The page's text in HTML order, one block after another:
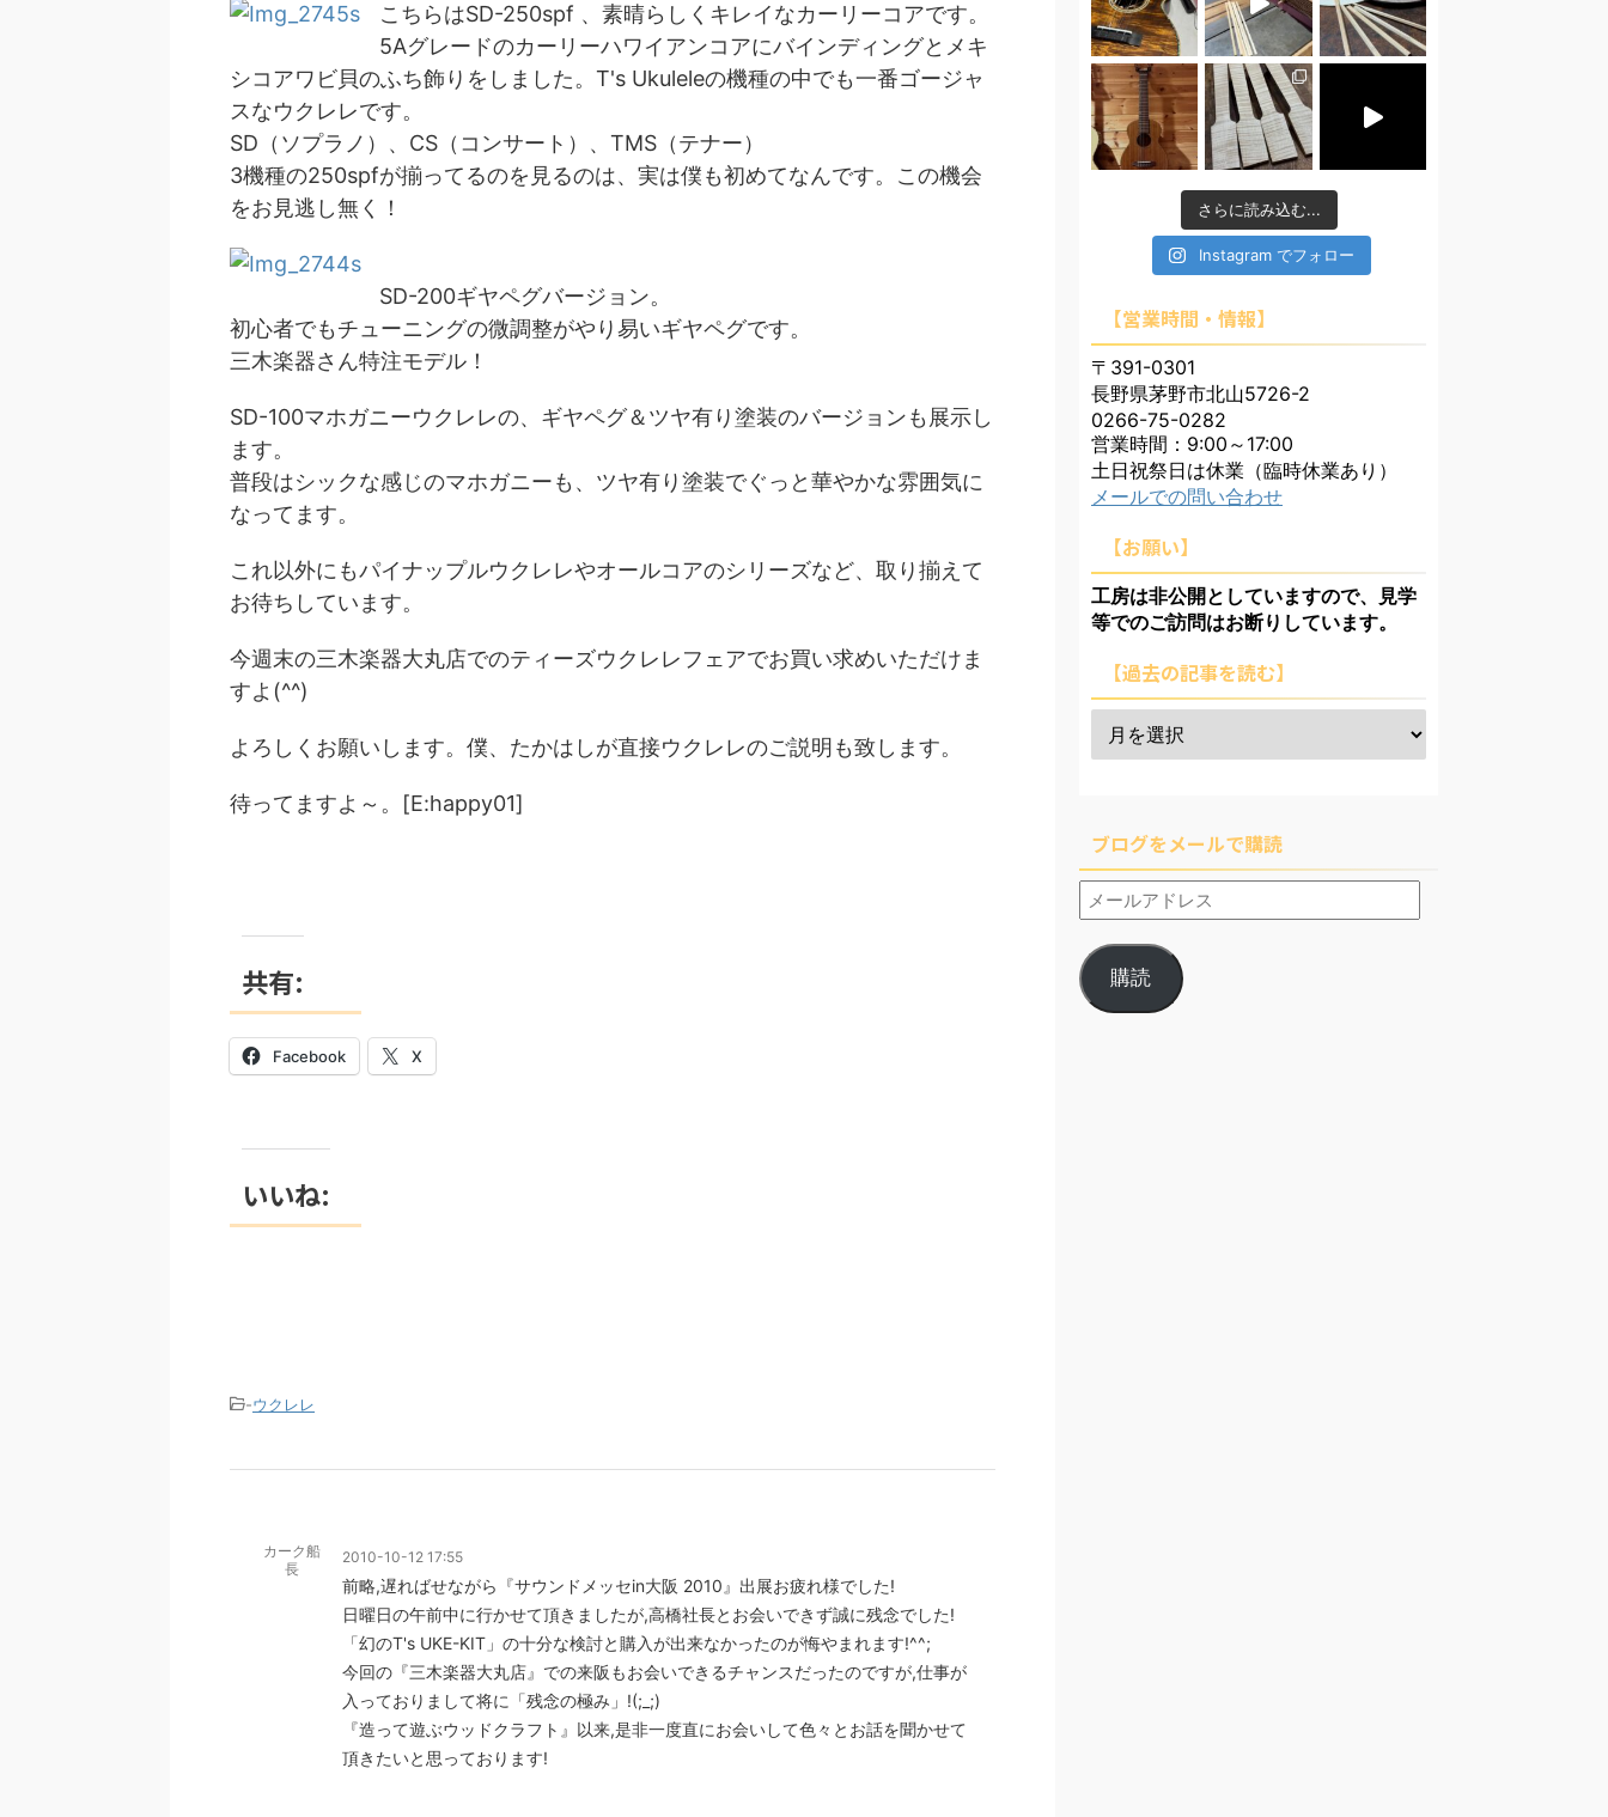
こちらはSD-250spf 、素晴らしくキレイなカーリーコアです。
5Aグレードのカーリーハワイアンコアにバインディングとメキ
シコアワビ貝のふち飾りをしました。T's Ukuleleの機種の中でも一番ゴージャ
スなウクレレです。
SD（ソプラノ）、CS（コンサート）、TMS（テナー）
3機種の250spfが揃ってるのを見るのは、実は僕も初めてなんです。この機会
をお見逃し無く！
SD-200ギヤペグバージョン。
初心者でもチューニングの微調整がやり易いギヤペグです。
三木楽器さん特注モデル！
SD-100マホガニーウクレレの、ギヤペグ＆ツヤ有り塗装のバージョンも展示し
ます。
普段はシックな感じのマホガニーも、ツヤ有り塗装でぐっと華やかな雰囲気に
なってます。
これ以外にもパイナップルウクレレやオールコアのシリーズなど、取り揃えて
お待ちしています。
今週末の三木楽器大丸店でのティーズウクレレフェアでお買い求めいただけま
すよ(^^)
よろしくお願いします。僕、たかはしが直接ウクレレのご説明も致します。
待ってますよ～。[E:happy01]
共有:
Facebook X
いいね:
-ウクレレ
カーク船
長
2010-10-12 17:55
前略,遅ればせながら『サウンドメッセin大阪 2010』出展お疲れ様でした!
日曜日の午前中に行かせて頂きましたが,高橋社長とお会いできず誠に残念でした!
「幻のT's UKE-KIT」の十分な検討と購入が出来なかったのが悔やまれます!^^;
今回の『三木楽器大丸店』での来阪もお会いできるチャンスだったのですが,仕事が
入っておりまして将に「残念の極み」!(;_;)
『造って遊ぶウッドクラフト』以来,是非一度直にお会いして色々とお話を聞かせて
頂きたいと思っております!
さらに読み込む...
Instagram でフォロー
【営業時間・情報】
〒391-0301
長野県茅野市北山5726-2
0266-75-0282
営業時間：9:00～17:00
土日祝祭日は休業（臨時休業あり）
メールでの問い合わせ
【お願い】
工房は非公開としていますので、見学
等でのご訪問はお断りしています。
【過去の記事を読む】
ブログをメールで購読
購読